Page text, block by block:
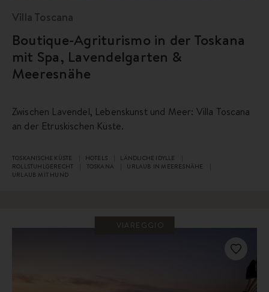
Villa Toscana
Boutique-Agriturismo in der Toskana
mit Spa, Lavendelgarten &
Meeresnähe
Zwischen Lavendel, Lebenskunst und Meer: Villa Toscana
an der Etruskischen Küste.
TOSKANISCHE KÜSTE HOTELS
LÄNDLICHE IDYLLE
ROLLSTUHLGERECHT
TOSKANA
URLAUB IN MEERESNÄHE
URLAUB MIT HUND
VIAREGGIO